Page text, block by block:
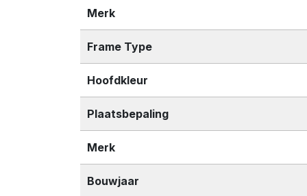
Merk
Frame Type
Hoofdkleur
Plaatsbepaling
Merk
Bouwjaar